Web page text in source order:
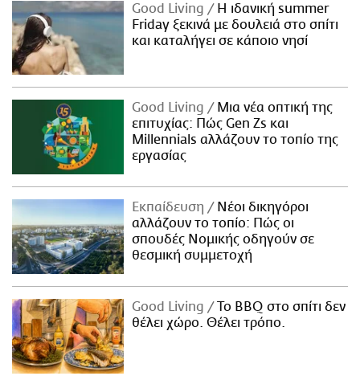
Good Living
Η ιδανική summer
Friday ξεκινά με δουλειά στο σπίτι
και καταλήγει σε κάποιο νησί
Good Living
Μια νέα οπτική της
επιτυχίας: Πώς Gen Zs και
Millennials αλλάζουν το τοπίο της
εργασίας
Εκπαίδευση
Νέοι δικηγόροι
αλλάζουν το τοπίο: Πώς οι
σπουδές Νομικής οδηγούν σε
θεσμική συμμετοχή
Good Living
Το BBQ στο σπίτι δεν
θέλει χώρο. Θέλει τρόπο.